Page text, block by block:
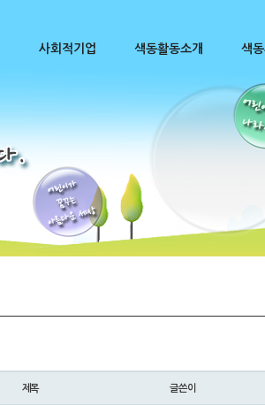
사회적기업 색동활동소개 색
제목 글쓴이